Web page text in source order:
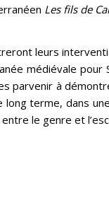
Les fils de
leurs
médiévale pour
parvenir à
long terme, dans
le genre et